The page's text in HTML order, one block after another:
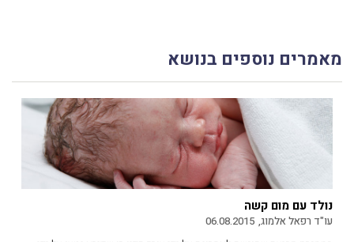
מאמרים נוספים בנושא
נולד עם מום קשה
עו"ד רפאל אלמוג, 06.08.2015